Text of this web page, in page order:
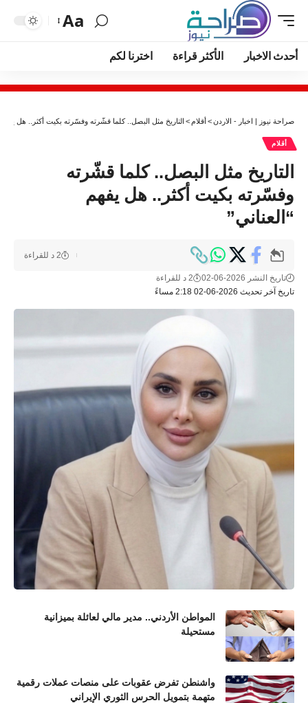
Aa
أحدث الاخبار الأكثر قراءة اخترنا لكم
صراحة نيوز | اخبار - الاردن>أقلام > التاريخ مثل البصل.. كلما قشّرته وفسّرته بكيت أكثر.. هل يفهم
أقلام
التاريخ مثل البصل.. كلما قشّرته
وفسّرته بكيت أكثر.. هل يفهم
“العناني”
تاريخ آخر تحديث 2026-06-02 2:18 مساءً
تاريخ النشر 2026-06-02 2 د للقراءة
2 د للقراءة
المواطن الأردني.. مدير مالي لعائلة بميزانية
مستحيلة
واشنطن تفرض عقوبات على منصات عملات رقمية
متهمة بتمويل الحرس الثوري الإيراني